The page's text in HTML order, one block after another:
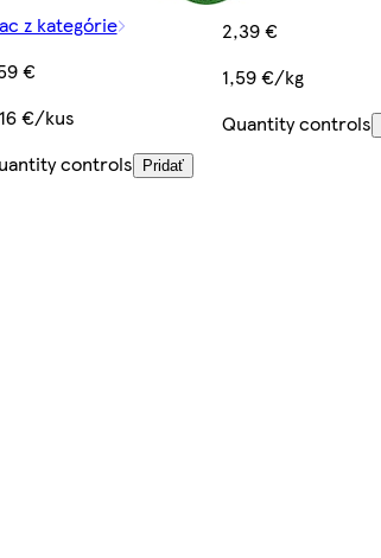
z kategórie
€
€/kus
controls
Pridať
2,39 €
1,59 €/kg
Quantity controls